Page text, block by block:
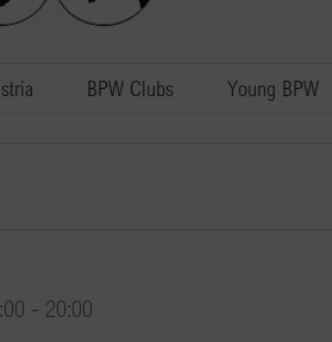
BPW Clubs Young BPW
- 20:00